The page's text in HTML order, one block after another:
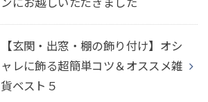
ンにお越しいただきました
【玄関・出窓・棚の飾り付け】オシ
ャレに飾る超簡単コツ＆オススメ雑
貨ベスト５